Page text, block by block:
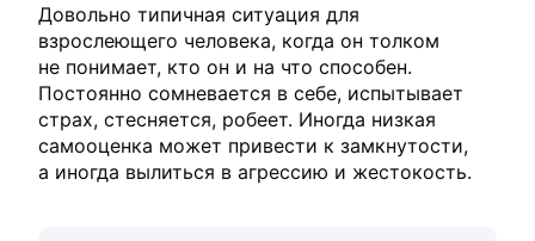
Довольно типичная ситуация для
взрослеющего человека, когда он толком
не понимает, кто он и на что способен.
Постоянно сомневается в себе, испытывает
страх, стесняется, робеет. Иногда низкая
самооценка может привести к замкнутости,
а иногда вылиться в агрессию и жестокость.